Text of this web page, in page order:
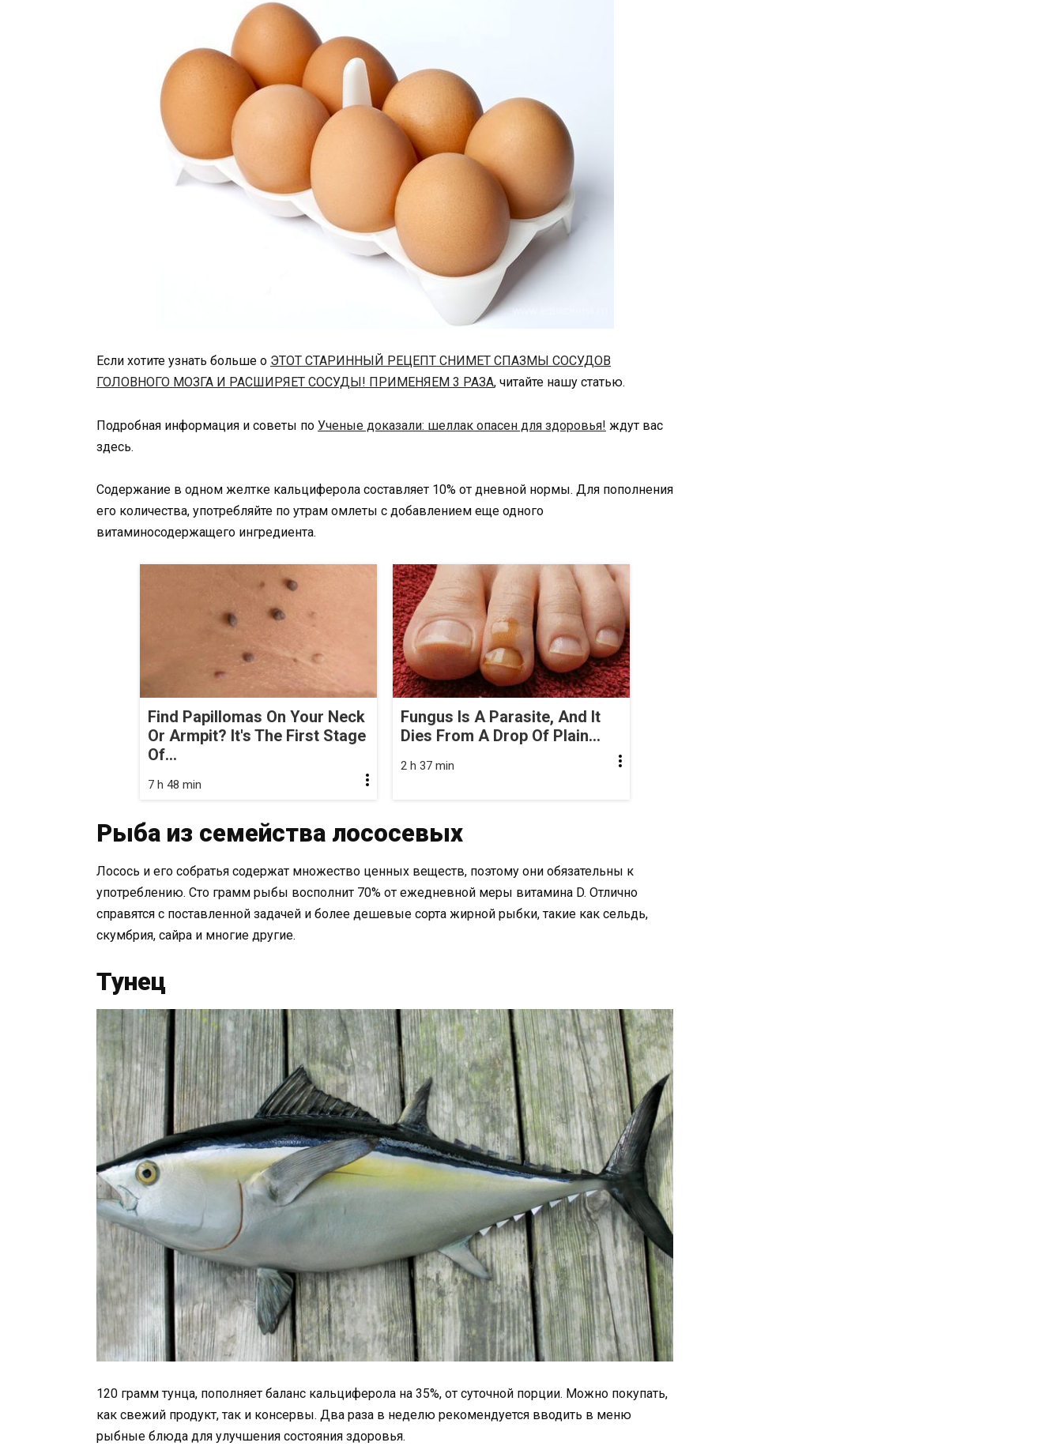
Если хотите узнать больше о ЭТОТ СТАРИННЫЙ РЕЦЕПТ СНИМЕТ СПАЗМЫ СОСУДОВ
ГОЛОВНОГО МОЗГА И РАСШИРЯЕТ СОСУДЫ! ПРИМЕНЯЕМ 3 РАЗА, читайте нашу статью.
Подробная информация и советы по Ученые доказали: шеллак опасен для здоровья! ждут вас
здесь.
Содержание в одном желтке кальциферола составляет 10% от дневной нормы. Для пополнения
его количества, употребляйте по утрам омлеты с добавлением еще одного
витаминосодержащего ингредиента.
Find Papillomas On Your Neck
Or Armpit? It's The First Stage
Of...
7 h 48 min
Fungus Is A Parasite, And It
Dies From A Drop Of Plain...
2 h 37 min
Рыба из семейства лососевых
Лосось и его собратья содержат множество ценных веществ, поэтому они обязательны к
употреблению. Сто грамм рыбы восполнит 70% от ежедневной меры витамина D. Отлично
справятся с поставленной задачей и более дешевые сорта жирной рыбки, такие как сельдь,
скумбрия, сайра и многие другие.
Тунец
120 грамм тунца, пополняет баланс кальциферола на 35%, от суточной порции. Можно покупать,
как свежий продукт, так и консервы. Два раза в неделю рекомендуется вводить в меню
рыбные блюда для улучшения состояния здоровья.